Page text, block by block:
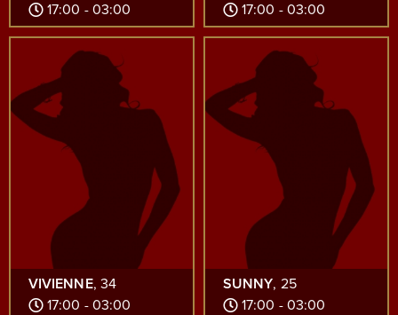
17:00 - 03:00
17:00 - 03:00
VIVIENNE, 34
17:00 - 03:00
SUNNY, 25
17:00 - 03:00